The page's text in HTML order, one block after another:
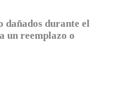
dañados durante el
un reemplazo o